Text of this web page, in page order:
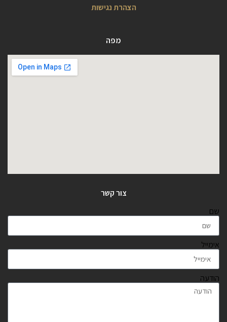
הצהרת נגישות
מפה
צור קשר
שם
אימייל
הודעה